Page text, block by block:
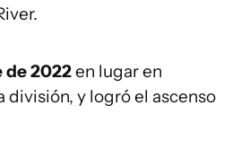
de 2022en lugar en
y logró el ascenso